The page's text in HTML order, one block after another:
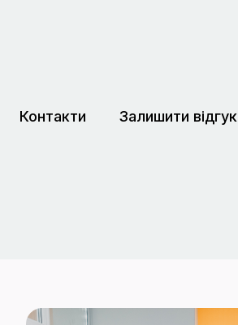
Контакти Залишити відгук